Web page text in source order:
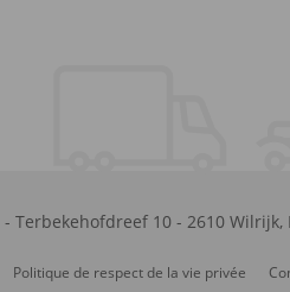
- Terbekehofdreef 10- 2610 Wilrijk,
Politique de respect de la vie privée